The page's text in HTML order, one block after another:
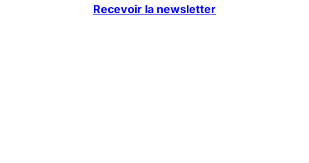
Recevoir la newsletter